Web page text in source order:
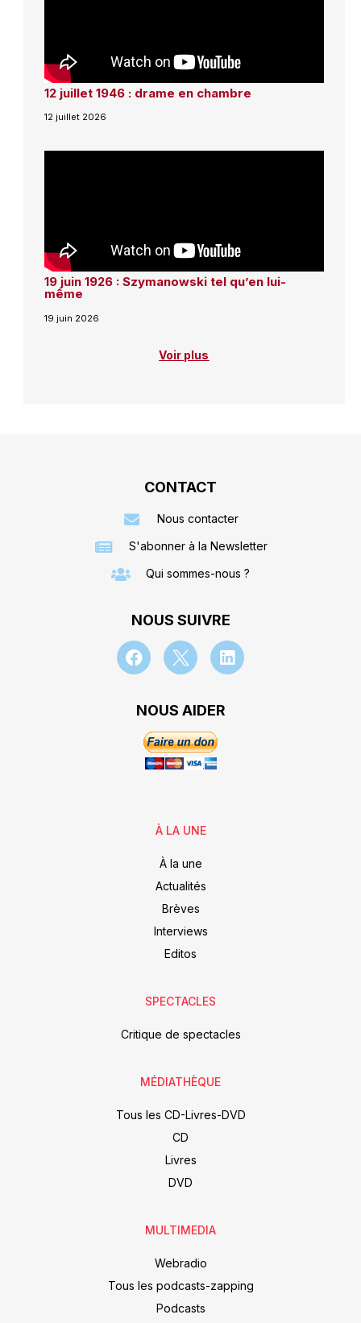
12 juillet 1946 : drame en chambre
12 juillet 2026
19 juin 1926 : Szymanowski tel qu’en lui-
même
19 juin 2026
Voir plus
CONTACT
Nous contacter
S'abonner à la Newsletter
Qui sommes-nous ?
NOUS SUIVRE
NOUS AIDER
À LA UNE
À la une
Actualités
Brèves
Interviews
Editos
SPECTACLES
Critique de spectacles
MÉDIATHÈQUE
Tous les CD-Livres-DVD
CD
Livres
DVD
MULTIMEDIA
Webradio
Tous les podcasts-zapping
Podcasts